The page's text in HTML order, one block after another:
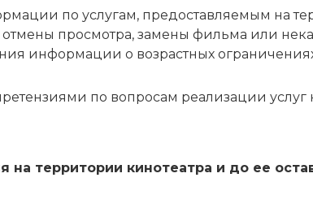
по услугам, предоставляемым на
отмены просмотра, замены фильма или
информации о возрастных
по вопросам реализации
территории кинотеатра и до ее